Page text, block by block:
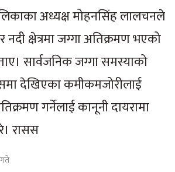
अध्यक्ष मोहनसिंह लालचनले
नदी क्षेत्रमा जग्गा अतिक्रमण भएको
सार्वजनिक जग्गा समस्याको
देखिएका कमीकमजोरीलाई
गर्नेलाई कानूनी दायरामा
रासस